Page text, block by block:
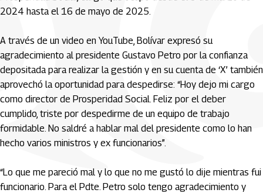
2024 hasta el 16 de mayo de 2025.
A través de un video en YouTube, Bolívar expresó su
agradecimiento al presidente Gustavo Petro por la confianza
depositada para realizar la gestión y en su cuenta de ‘X’ también
aprovechó la oportunidad para despedirse: “Hoy dejo mi cargo
como director de Prosperidad Social. Feliz por el deber
cumplido, triste por despedirme de un equipo de trabajo
formidable. No saldré a hablar mal del presidente como lo han
hecho varios ministros y ex funcionarios”.
“Lo que me pareció mal y lo que no me gustó lo dije mientras fui
funcionario. Para el Pdte. Petro solo tengo agradecimiento y